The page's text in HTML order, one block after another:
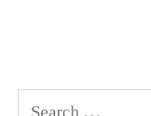
Search